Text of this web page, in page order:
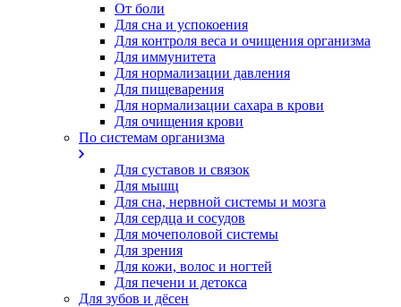
От боли
Для сна и успокоения
Для контроля веса и очищения организма
Для иммунитета
Для нормализации давления
Для пищеварения
Для нормализации сахара в крови
Для очищения крови
По системам организма
Для суставов и связок
Для мышц
Для сна, нервной системы и мозга
Для сердца и сосудов
Для мочеполовой системы
Для зрения
Для кожи, волос и ногтей
Для печени и детокса
Для зубов и дёсен